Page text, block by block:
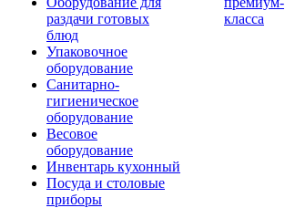
раздачи готовых
блюд
Упаковочное
оборудование
Санитарно-
гигиеническое
оборудование
Весовое
оборудование
Инвентарь кухонный
Посуда и столовые
приборы
класса